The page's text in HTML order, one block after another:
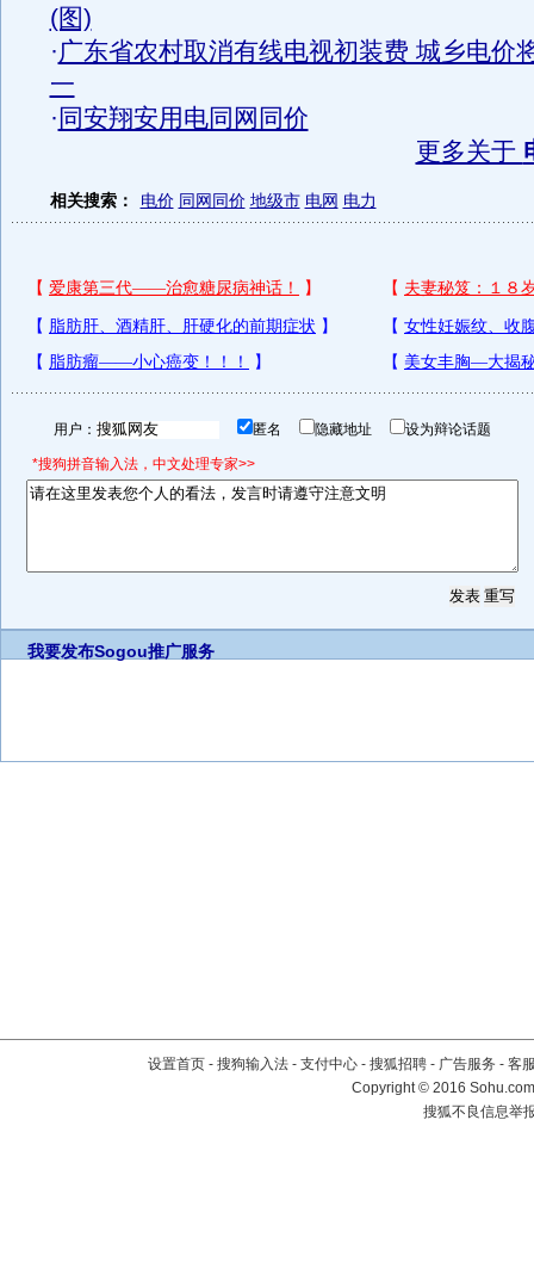
(图)
·广东省农村取消有线电视初装费 城乡电价
一
· 同安翔安用电同网同价
更多关于
相关搜索： 电价 同网同价 地级市 电网 电力
用户： 匿名 隐藏地址 设为辩论话题
*搜狗拼音输入法，中文处理专家>>
我要发布Sogou推广服务
设置首页 - 搜狗输入法 - 支付中心 - 搜狐招聘 - 广告服务 - 客
Copyright©2016
搜狐不良信息举